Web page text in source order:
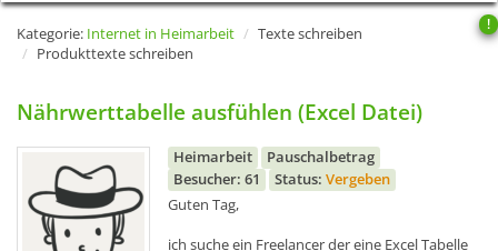
!
Kategorie: Internet in Heimarbeit
Texte schreiben
Produkttexte schreiben
Nährwerttabelle ausfühlen (Excel Datei)
Heimarbeit
Pauschalbetrag
Besucher: 61
Status: Vergeben
Guten Tag,
ich suche ein Freelancer der eine Excel Tabelle